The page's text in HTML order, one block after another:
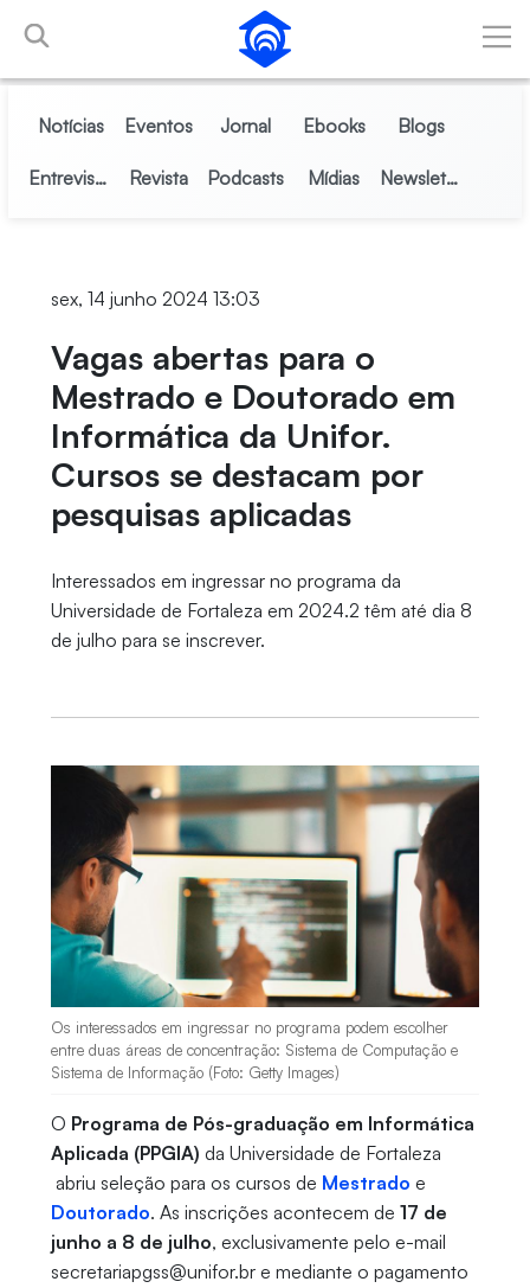
Pular para o Conteúdo principal
Notícias Eventos Jornal Ebooks Blogs
Entrevistas Revista Podcasts Mídias Newsletter
sex, 14 junho 2024 13:03
Vagas abertas para o
Mestrado e Doutorado em
Informática da Unifor.
Cursos se destacam por
pesquisas aplicadas
Interessados em ingressar no programa da
Universidade de Fortaleza em 2024.2 têm até dia 8
de julho para se inscrever.
Os interessados em ingressar no programa podem escolher
entre duas áreas de concentração: Sistema de Computação e
Sistema de Informação (Foto: Getty Images)
O Programa de Pós-graduação em Informática
Aplicada (PPGIA) da Universidade de Fortaleza
abriu seleção para os cursos de Mestrado e
Doutorado. As inscrições acontecem de 17 de
junho a 8 de julho, exclusivamente pelo e-mail
secretariapgss@unifor.br e mediante o pagamento